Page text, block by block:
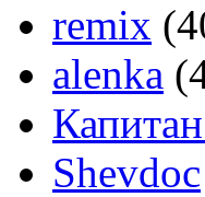
remix
alenka
Shevdoc